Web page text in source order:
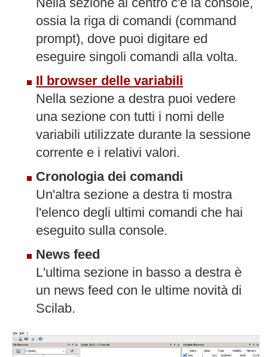
ossia la riga di comandi (command
prompt), dove puoi digitare ed
eseguire singoli comandi alla volta.
Il browser delle variabili
Nella sezione a destra puoi vedere
una sezione con tutti i nomi delle
variabili utilizzate durante la sessione
corrente e i relativi valori.
Cronologia dei comandi
Un'altra sezione a destra ti mostra
l'elenco degli ultimi comandi che hai
eseguito sulla console.
News feed
L'ultima sezione in basso a destra è
un news feed con le ultime novità di
Scilab.